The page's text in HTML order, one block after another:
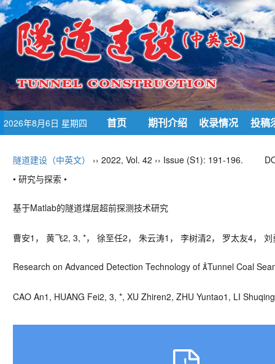
2026年8月6日 星期四 首页 期刊介绍 收录情况 投稿
隧道建设（中英文） ›› 2022, Vol. 42 ›› Issue (S1): 191-196.
• 研究与探索 •
基于Matlab的隧道煤层超前探测技术研究
曹安1 ， 黄飞2, 3, *， 徐至任2， 朱云涛1 ， 李树清2， 罗太友4， 刘
Research on Advanced Detection Technology of Tunnel Coal
CAO An1, HUANG Fei2, 3, *, XU Zhiren2, ZHU Yuntao1, LI Shuqing